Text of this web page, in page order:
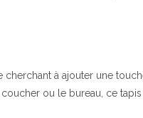
à ajouter une
ou le bureau, ce